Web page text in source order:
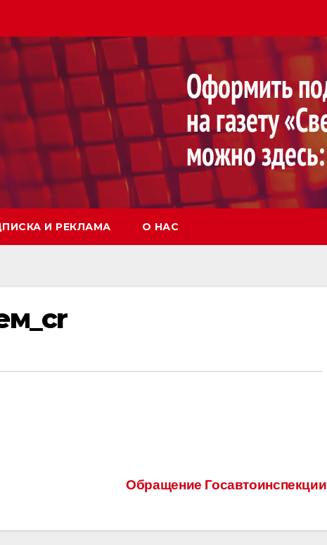
И РЕКЛАМА О НАС
Обращение Госавтоинспекции